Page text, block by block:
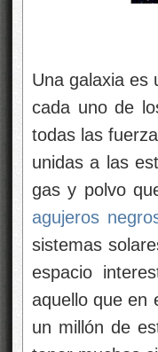
Una galaxia es
cada uno de
todas las
unidas a las
gas y polvo
agujeros
sistemas
espacio
aquello que en
un millón de